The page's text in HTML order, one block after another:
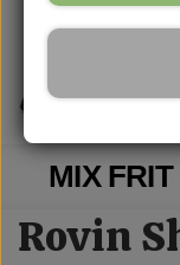
MIX
Rovin